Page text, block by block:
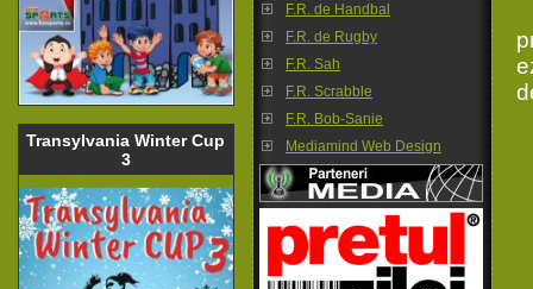
Transylvania Winter Cup
3
F.R. de Handbal
F.R. de Rugby
F.R. Sah
F.R. Scrabble
F.R. Bob-Sanie
Mediamind Web Design